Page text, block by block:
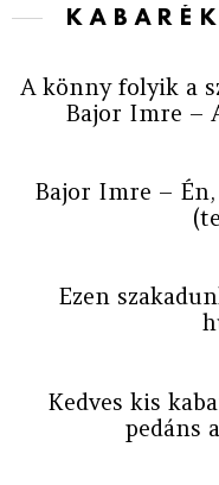
A könny folyik a
Bajor Imre –
Bajor Imre –
Ezen
Kedves kis
pedáns